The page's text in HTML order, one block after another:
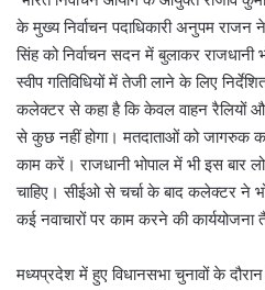
के मुख्य निर्वाचन पदाधिकारी अनुपम
सिंह को निर्वाचन सदन में बुलाकर
स्वीप गतिविधियों में तेजी लाने के लिए
कलेक्टर से कहा है कि केवल वाहन रैलियों
से कुछ नहीं होगा। मतदाताओं को जागरुक
काम करें। राजधानी भोपाल में भी इस बार
चाहिए। सीईओ से चर्चा के बाद कलेक्टर ने
कई नवाचारों पर काम करने की कार्ययोजना
मध्यप्रदेश में हुए विधानसभा चुनावों के